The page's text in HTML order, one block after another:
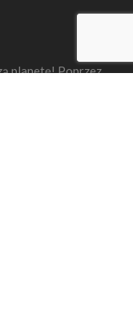
planetę! Poprzez